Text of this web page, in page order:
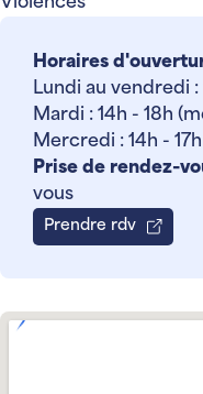
Horaires
Lundi au vendredi
Mardi : 14h - 18h
Mercredi : 14h -
Prise de rendez-
vous
Prendre rdv